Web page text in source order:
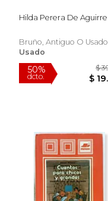
Hilda Perera De Aguirre
Bruño, Antiguo O Usado,
Usado